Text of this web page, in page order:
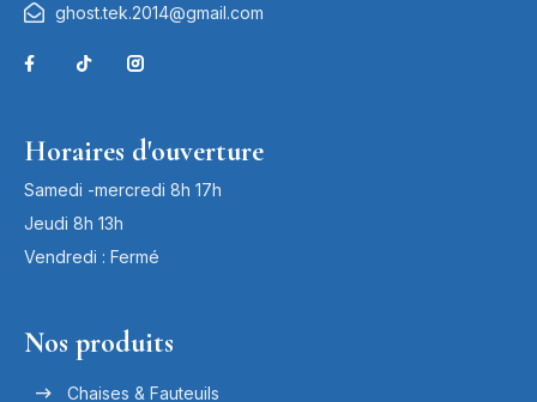
ghost.tek.2014@gmail.com
Horaires d'ouverture
Samedi -mercredi 8h 17h
Jeudi 8h 13h
Vendredi : Fermé
Nos produits
Chaises & Fauteuils